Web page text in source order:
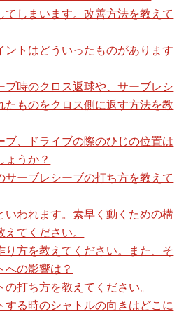
てしまいます。改善方法を教えて
ントはどういったものがあります
ブ時のクロス返球や、サーブレシ
たものをクロス側に返す方法を教
ブ、ドライブの際のひじの位置は
ょうか？
サーブレシーブの打ち方を教えて
いわれます。素早く動くための構
てください。
り方を教えてください。また、そ
への影響は？
打ち方を教えてください。
する時のシャトルの向きはどこに